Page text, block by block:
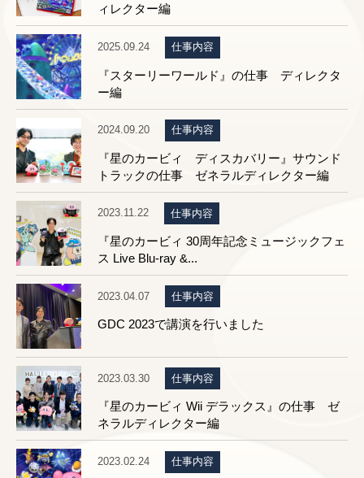
ィレクター編
2025.09.24 仕事内容
『スターリーワールド』の仕事 ディレクタ
ー編
2024.09.20 仕事内容
『星のカービィ ディスカバリー』サウンド
トラックの仕事 ゼネラルディレクター編
2023.11.22 仕事内容
『星のカービィ 30周年記念ミュージックフェ
ス Live Blu-ray &...
2023.04.07 仕事内容
GDC 2023で講演を行いました
2023.03.30 仕事内容
『星のカービィ Wii デラックス』の仕事 ゼ
ネラルディレクター編
2023.02.24 仕事内容